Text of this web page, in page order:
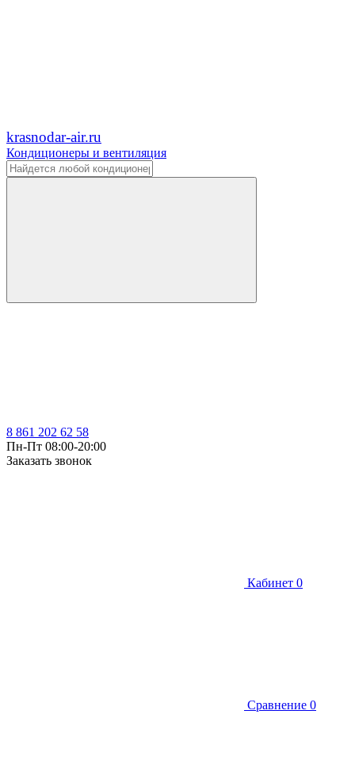
krasnodar-air.ru
Кондиционеры и вентиляция
8 861 202 62 58
Пн-Пт 08:00-20:00
Заказать звонок
Кабинет 0
Сравнение 0